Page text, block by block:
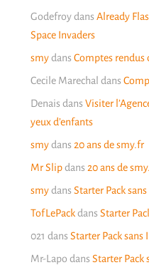
Godefroydans Already
Space Invaders
smydans Comptes rendus
Cecile Marechal dans
Denais dans Visiter
yeux d’enfants
smydans 20 ans de smy.fr
Mr Slipdans 20 ans de
smydans Starter Pack sans
TofLePackdans Starter
021 dans Starter Pack sans
Mr-Lapo dans Starter Pack